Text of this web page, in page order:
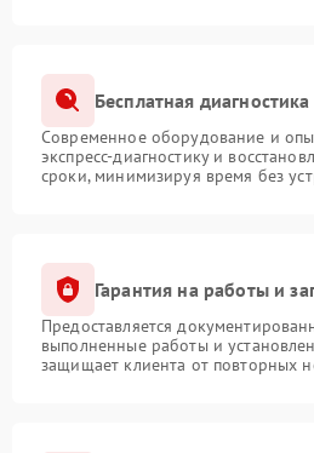
Бесплатная
Современное оборудование и
экспресс-диагностику и
сроки, минимизируя время без
Гарантия на работы и
Предоставляется
выполненные работы и
защищает клиента от повторных